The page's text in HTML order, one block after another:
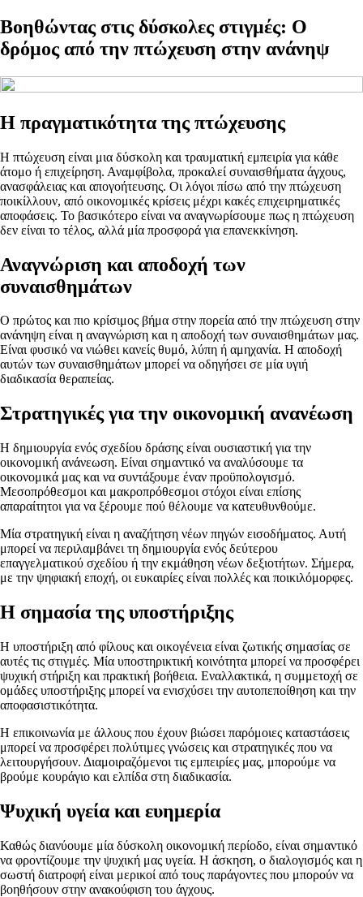
Βοηθώντας στις δύσκολες στιγμές: Ο
δρόμος από την πτώχευση στην ανάνηψ
Η πραγματικότητα της πτώχευσης
Η πτώχευση είναι μια δύσκολη και τραυματική εμπειρία για κάθε
άτομο ή επιχείρηση. Αναμφίβολα, προκαλεί συναισθήματα άγχους,
ανασφάλειας και απογοήτευσης. Οι λόγοι πίσω από την πτώχευση
ποικίλλουν, από οικονομικές κρίσεις μέχρι κακές επιχειρηματικές
αποφάσεις. Το βασικότερο είναι να αναγνωρίσουμε πως η πτώχευση
δεν είναι το τέλος, αλλά μία προσφορά για επανεκκίνηση.
Αναγνώριση και αποδοχή των
συναισθημάτων
Ο πρώτος και πιο κρίσιμος βήμα στην πορεία από την πτώχευση στην
ανάνηψη είναι η αναγνώριση και η αποδοχή των συναισθημάτων μας.
Είναι φυσικό να νιώθει κανείς θυμό, λύπη ή αμηχανία. Η αποδοχή
αυτών των συναισθημάτων μπορεί να οδηγήσει σε μία υγιή
διαδικασία θεραπείας.
Στρατηγικές για την οικονομική ανανέωση
Η δημιουργία ενός σχεδίου δράσης είναι ουσιαστική για την
οικονομική ανάνεωση. Είναι σημαντικό να αναλύσουμε τα
οικονομικά μας και να συντάξουμε έναν προϋπολογισμό.
Μεσοπρόθεσμοι και μακροπρόθεσμοι στόχοι είναι επίσης
απαραίτητοι για να ξέρουμε πού θέλουμε να κατευθυνθούμε.
Μία στρατηγική είναι η αναζήτηση νέων πηγών εισοδήματος. Αυτή
μπορεί να περιλαμβάνει τη δημιουργία ενός δεύτερου
επαγγελματικού σχεδίου ή την εκμάθηση νέων δεξιοτήτων. Σήμερα,
με την ψηφιακή εποχή, οι ευκαιρίες είναι πολλές και ποικιλόμορφες.
Η σημασία της υποστήριξης
Η υποστήριξη από φίλους και οικογένεια είναι ζωτικής σημασίας σε
αυτές τις στιγμές. Μία υποστηρικτική κοινότητα μπορεί να προσφέρει
ψυχική στήριξη και πρακτική βοήθεια. Εναλλακτικά, η συμμετοχή σε
ομάδες υποστήριξης μπορεί να ενισχύσει την αυτοπεποίθηση και την
αποφασιστικότητα.
Η επικοινωνία με άλλους που έχουν βιώσει παρόμοιες καταστάσεις
μπορεί να προσφέρει πολύτιμες γνώσεις και στρατηγικές που να
λειτουργήσουν. Διαμοιραζόμενοι τις εμπειρίες μας, μπορούμε να
βρούμε κουράγιο και ελπίδα στη διαδικασία.
Ψυχική υγεία και ευημερία
Καθώς διανύουμε μία δύσκολη οικονομική περίοδο, είναι σημαντικό
να φροντίζουμε την ψυχική μας υγεία. Η άσκηση, ο διαλογισμός και η
σωστή διατροφή είναι μερικοί από τους παράγοντες που μπορούν να
βοηθήσουν στην ανακούφιση του άγχους.